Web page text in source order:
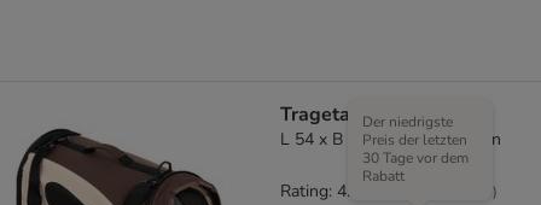
Tragetasche
L 54 x B 26 x H 30 cm, braun
Der niedrigste
Preis der letzten
30 Tage vor dem
Rabatt
Rating: 4.8/5 )